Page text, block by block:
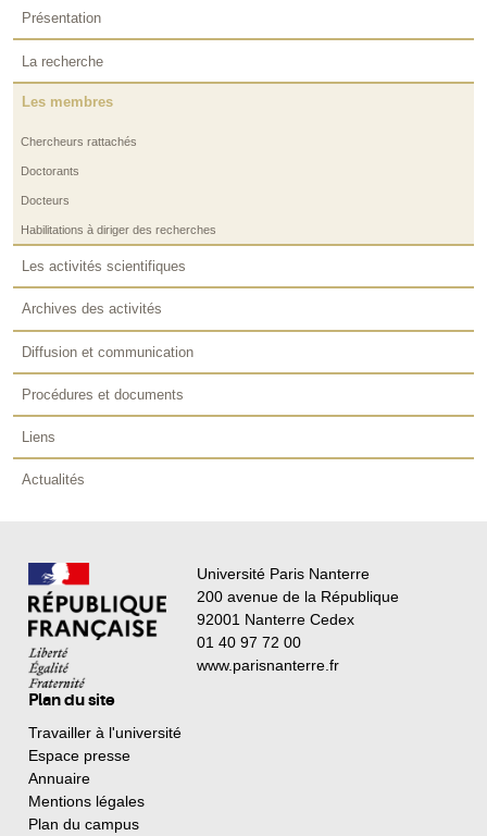
Présentation
La recherche
Les membres
Chercheurs rattachés
Doctorants
Docteurs
Habilitations à diriger des recherches
Les activités scientifiques
Archives des activités
Diffusion et communication
Procédures et documents
Liens
Actualités
Université Paris Nanterre
200 avenue de la République
92001 Nanterre Cedex
01 40 97 72 00
www.parisnanterre.fr
Plan du site
Travailler à l'université
Espace presse
Annuaire
Mentions légales
Plan du campus